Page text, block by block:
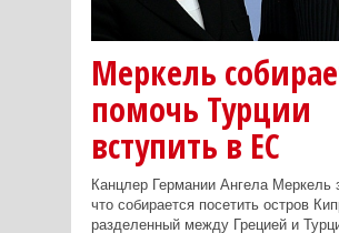
Меркель
помочь Турции
вступить в ЕС
Канцлер Германии Ангела Меркель
что собирается посетить остров
разделенный между Грецией и